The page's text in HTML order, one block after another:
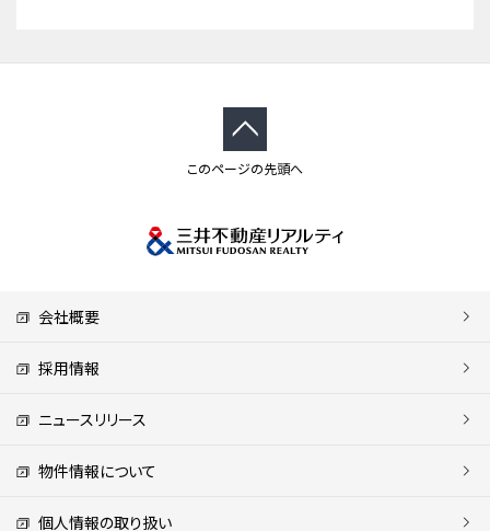
このページの先頭へ
会社概要
採用情報
ニュースリリース
物件情報について
個人情報の取り扱い